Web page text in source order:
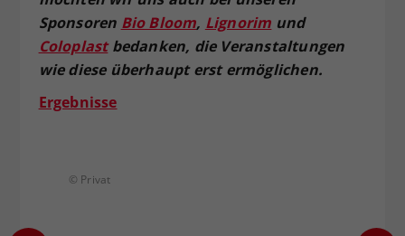
Sponsoren Bio Bloom, Lignorim und
Coloplastbedanken, die Veranstaltungen
wie diese überhaupt erst ermöglichen.
Ergebnisse
© Privat